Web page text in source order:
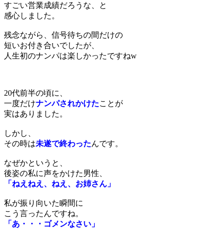
すごい営業成績だろうな、と
感心しました。
残念ながら、信号待ちの間だけの
短いお付き合いでしたが、
人生初のナンパは楽しかったですねw
20代前半の頃に、
一度だけナンパされかけたことが
実はありました。
しかし、
その時は未遂で終わったんです。
なぜかというと、
後姿の私に声をかけた男性、
「ねえねえ、ねえ、お姉さん」
私が振り向いた瞬間に
こう言ったんですね。
「あ・・・ゴメンなさい」